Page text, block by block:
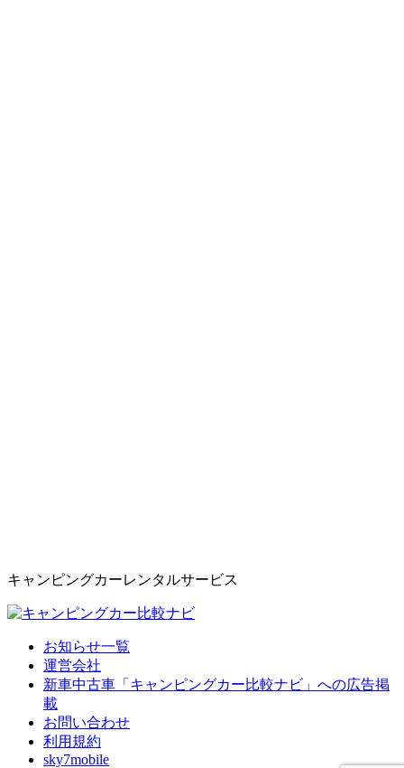
キャンピングカーレンタルサービス
お知らせ一覧
運営会社
新車中古車「キャンピングカー比較ナビ」への広告掲
載
お問い合わせ
利用規約
sky7mobile